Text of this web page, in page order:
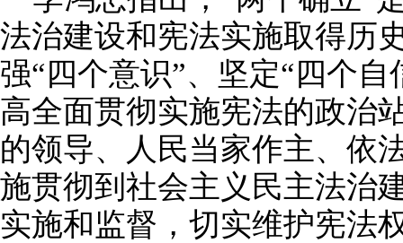
法治建设和宪法实施取得历
强“四个意识”、坚定“四个
高全面贯彻实施宪法的政治
的领导、人民当家作主、依
施贯彻到社会主义民主法治
实施和监督，切实维护宪法